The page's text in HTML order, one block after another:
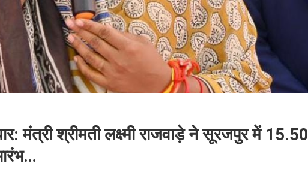
मंत्री श्रीमती लक्ष्मी राजवाड़े ने सूरजपुर में 15.50